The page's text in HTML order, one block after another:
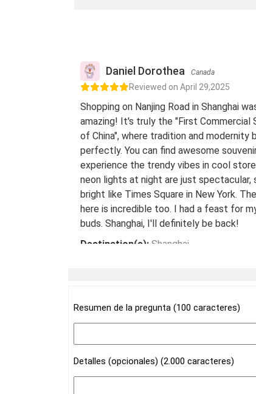
Daniel Dorothea Canada
Reviewed on April 29,2025
Shopping on Nanjing Road in Shanghai
amazing! It's truly the "First Commercial
of China", where tradition and modernity
perfectly. You can find awesome
experience the trendy vibes in cool
neon lights at night are just spectacular,
bright like Times Square in New York.
here is incredible too. I had a feast for
buds. Shanghai, I'll definitely be back!
Destination(s): Shanghai
Resumen de la pregunta (100 caracteres)
Detalles (opcionales) (2.000 caracteres)